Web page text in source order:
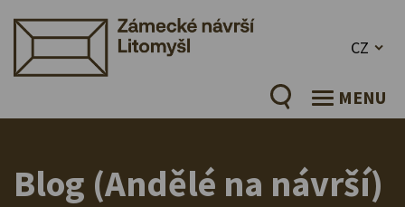
CZ
MENU
Blog (Andělé na návrší)